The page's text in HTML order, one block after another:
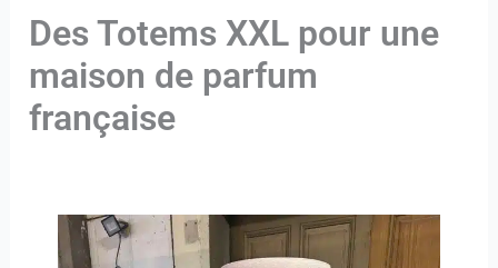
Des Totems XXL pour une
maison de parfum
française